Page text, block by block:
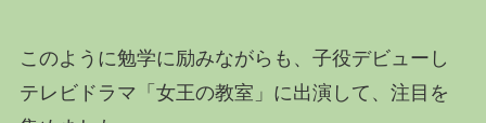
このように勉学に励みながらも、子役デビューし
テレビドラマ「女王の教室」に出演して、注目を